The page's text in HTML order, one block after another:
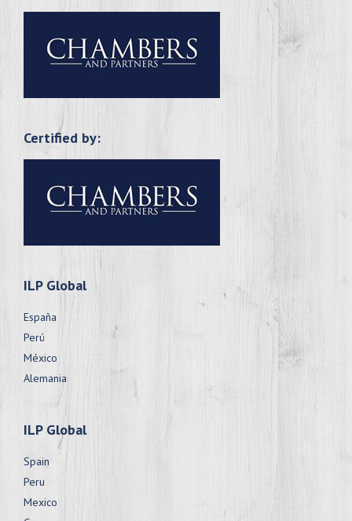
Certified by:
ILP Global
España
Perú
México
Alemania
ILP Global
Spain
Peru
Mexico